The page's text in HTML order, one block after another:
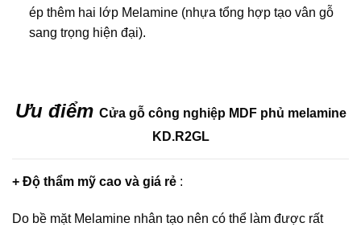
ép thêm hai lớp Melamine (nhựa tổng hợp tạo vân gỗ
sang trọng hiện đại).
Ưu điểm Cửa gỗ công nghiệp MDF phủ melamine
KD.R2GL
+ Độ thẩm mỹ cao và giá rẻ :
Do bề mặt Melamine nhân tạo nên có thể làm được rất